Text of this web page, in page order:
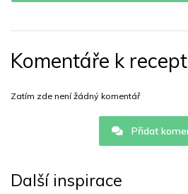
Komentáře k
Zatím zde není žádný komentář
Přidat
Další inspirace